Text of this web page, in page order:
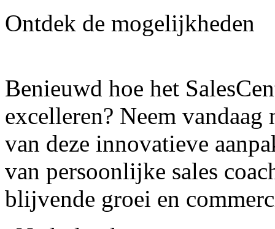
Ontdek de mogelijkheden
Benieuwd hoe het
excelleren? Neem
van deze innovatieve
van persoonlijke sales
blijvende groei en